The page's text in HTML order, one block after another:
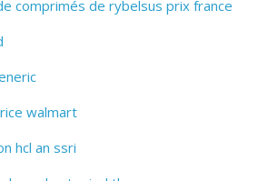
comprimés de rybelsus prix france
walmart
hcl an ssri